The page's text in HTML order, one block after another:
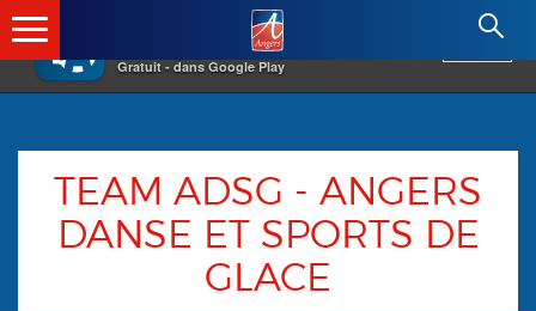
×
Gratuit - dans Google Play
Angers.fr : Retour à l'accueil
TEAM ADSG - ANGERS
DANSE ET SPORTS DE
GLACE